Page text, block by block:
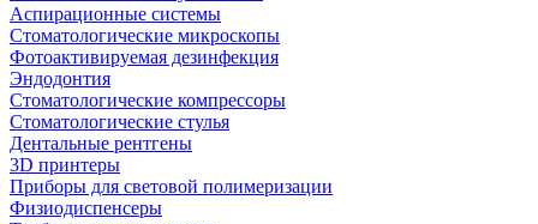
Аспирационные системы
Стоматологические микроскопы
Фотоактивируемая дезинфекция
Эндодонтия
Стоматологические компрессоры
Стоматологические стулья
Дентальные рентгены
3D принтеры
Приборы для световой полимеризации
Физиодиспенсеры